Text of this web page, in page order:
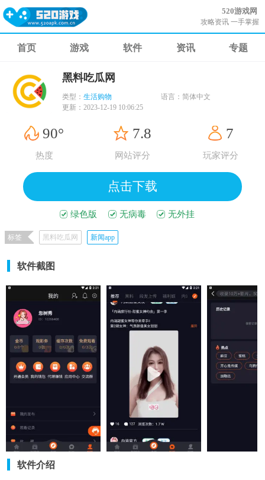
520游戏网
攻略资讯 一手掌握
首页 游戏 软件 资讯 专题
黑料吃瓜网
类型： 生活购物 语言： 简体中文
更新： 2023-12-19 10:06:25
90°
热度
7.8
网站评分
7
玩家评分
点击下载
绿色版 无病毒 无外挂
标签 黑料吃瓜网 新闻app
软件截图
软件介绍